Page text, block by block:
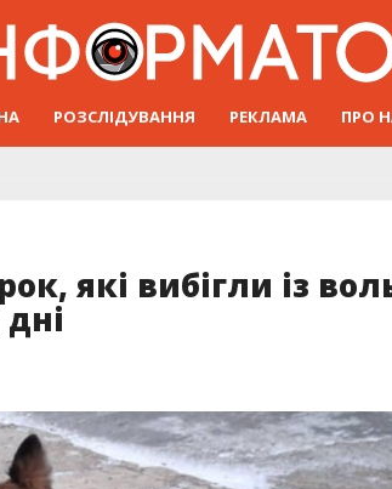
РОЗСЛІДУВАННЯ РЕКЛАМА ПРО
які вибігли із